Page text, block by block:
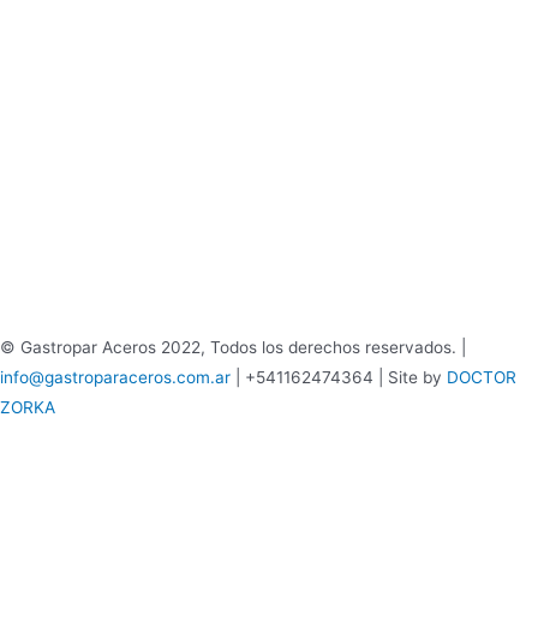
© Gastropar Aceros 2022, Todos los derechos reservados. |
info@gastroparaceros.com.ar | +541162474364 | Site by DOCTOR
ZORKA